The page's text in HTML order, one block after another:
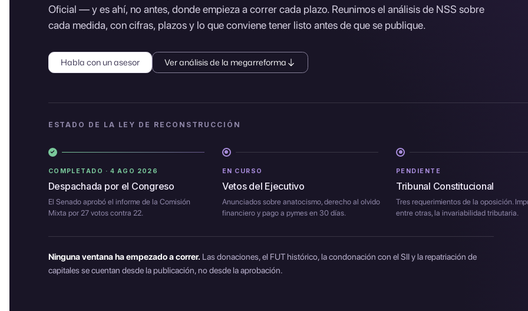
Oficial — y es ahí, no antes, donde empieza a correr cada plazo. Reunimos el análisis de NSS sobre
cada medida, con cifras, plazos y lo que conviene tener listo antes de que se publique.
Habla con un asesor Ver análisis de la megarreforma
ESTADO DE LA LEY DE RECONSTRUCCIÓN
COMPLETADO · 4 AGO 2026
Despachada por el Congreso
El Senado aprobó el informe de la Comisión
Mixta por 27 votos contra 22.
EN CURSO
Vetos del Ejecutivo
Anunciados sobre anatocismo, derecho al olvido
financiero y pago a pymes en 30 días.
PENDIENTE
Tribunal Constitucional
Tres requerimientos de la oposición.
entre otras, la invariabilidad tributaria.
Ninguna ventana ha empezado a correr. Las donaciones, el FUT histórico, la condonación con el SII y la repatriación de
capitales se cuentan desde la publicación, no desde la aprobación.